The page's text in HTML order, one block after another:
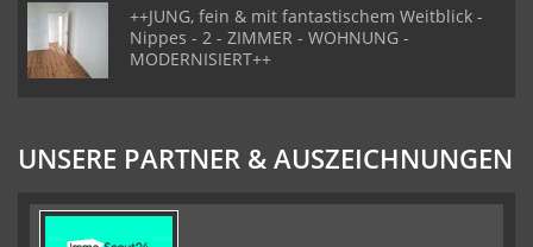
++JUNG, fein & mit fantastischem Weitblick -
Nippes - 2 - ZIMMER - WOHNUNG -
MODERNISIERT++
UNSERE PARTNER & AUSZEICHNUNGEN